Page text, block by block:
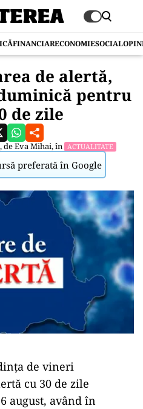
FINANCIARECONOMIESOCIAL
de alertă,
pentru
de zile
deEva Mihai, în ACTUALITATE
preferată în Google
de vineri
cu 30 de zile
august, având în